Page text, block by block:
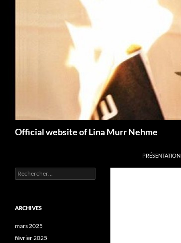
Official website of Lina Murr Nehme
PRÉSENTATION
Rechercher :
ARCHIVES
mars 2025
février 2025